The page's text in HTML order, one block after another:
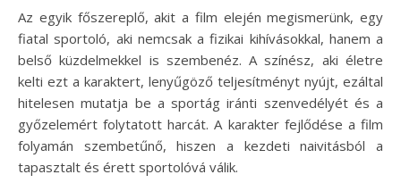
Az egyik főszereplő, akit a film elején megismerünk, egy
fiatal sportoló, aki nemcsak a fizikai kihívásokkal, hanem a
belső küzdelmekkel is szembenéz. A színész, aki életre
kelti ezt a karaktert, lenyűgöző teljesítményt nyújt, ezáltal
hitelesen mutatja be a sportág iránti szenvedélyét és a
győzelemért folytatott harcát. A karakter fejlődése a film
folyamán szembetűnő, hiszen a kezdeti naivitásból a
tapasztalt és érett sportolóvá válik.